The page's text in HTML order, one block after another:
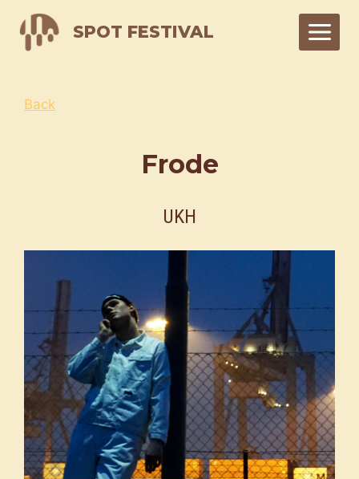
content
SPOT FESTIVAL
Back
Frode
UKH